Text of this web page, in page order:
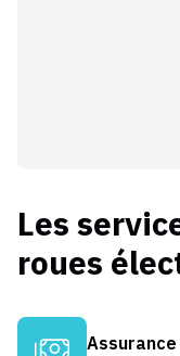
Les
roues